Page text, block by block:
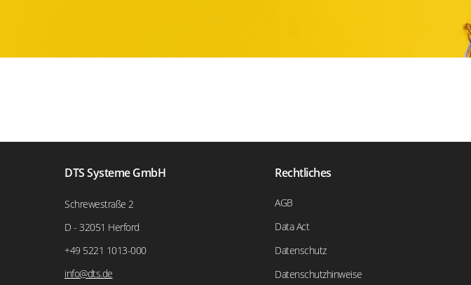
DTS Systeme GmbH
Schrewestraße 2
D - 32051 Herford
+49 5221 1013-000
info@dts.de
Rechtliches
AGB
Data Act
Datenschutz
Datenschutzhinweise